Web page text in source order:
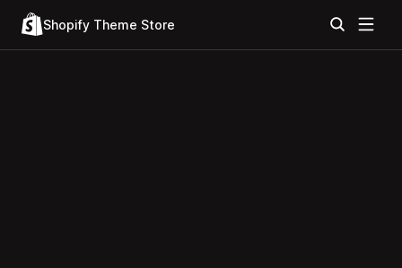
Shopify Theme Store